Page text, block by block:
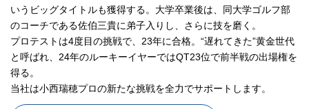
いうビッグタイトルも獲得する。大学卒業後は、同大学ゴルフ部
のコーチである佐伯三貴に弟子入りし、さらに技を磨く。
プロテストは4度目の挑戦で、23年に合格。“遅れてきた”黄金世代
と呼ばれ、24年のルーキーイヤーではQT23位で前半戦の出場権を
得る。
当社は小西瑞穂プロの新たな挑戦を全力でサポートします。